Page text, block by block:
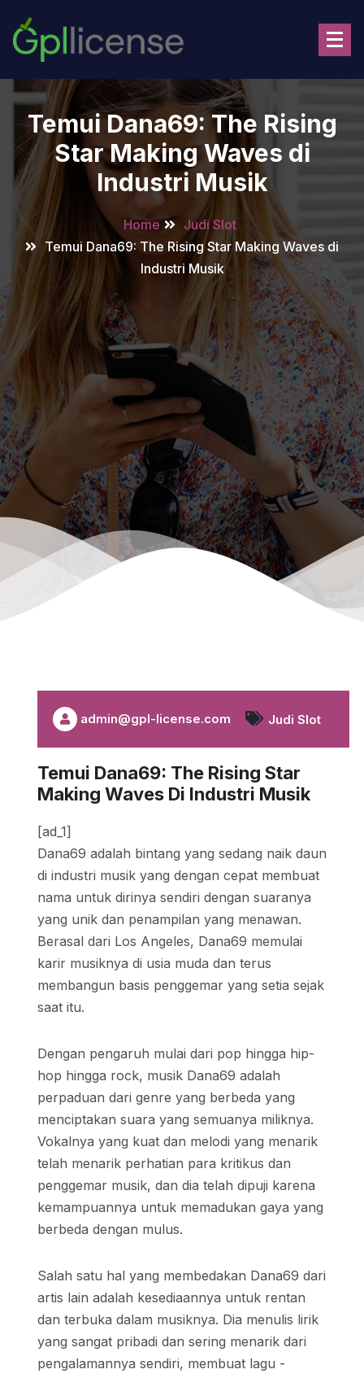
content
Temui Dana69: The Rising
Star Making Waves di
Industri Musik
Home
Judi Slot
Temui Dana69: The Rising Star Making Waves di
Industri Musik
Temui Dana69: The Rising Star
Making Waves Di Industri Musik
[ad_1]
Dana69 adalah bintang yang sedang naik daun
di industri musik yang dengan cepat membuat
nama untuk dirinya sendiri dengan suaranya
yang unik dan penampilan yang menawan.
Berasal dari Los Angeles, Dana69 memulai
karir musiknya di usia muda dan terus
membangun basis penggemar yang setia sejak
saat itu.
Dengan pengaruh mulai dari pop hingga hip-
hop hingga rock, musik Dana69 adalah
perpaduan dari genre yang berbeda yang
menciptakan suara yang semuanya miliknya.
Vokalnya yang kuat dan melodi yang menarik
telah menarik perhatian para kritikus dan
penggemar musik, dan dia telah dipuji karena
kemampuannya untuk memadukan gaya yang
berbeda dengan mulus.
Salah satu hal yang membedakan Dana69 dari
artis lain adalah kesediaannya untuk rentan
dan terbuka dalam musiknya. Dia menulis lirik
yang sangat pribadi dan sering menarik dari
pengalamannya sendiri, membuat lagu -
admin@gpl-license.com Judi Slot